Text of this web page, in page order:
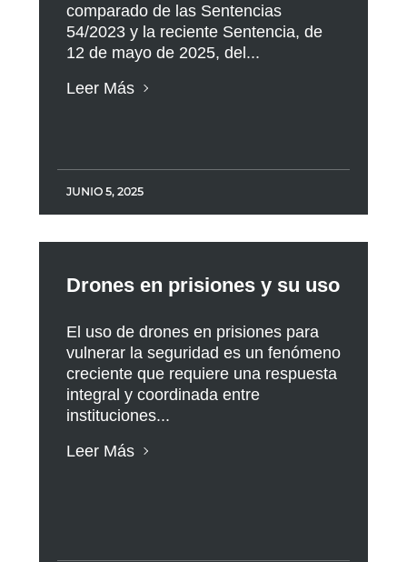
comparado de las Sentencias
54/2023 y la reciente Sentencia, de
12 de mayo de 2025, del...
Leer Más
JUNIO 5, 2025
Drones en prisiones y su uso
El uso de drones en prisiones para
vulnerar la seguridad es un fenómeno
creciente que requiere una respuesta
integral y coordinada entre
instituciones...
Leer Más